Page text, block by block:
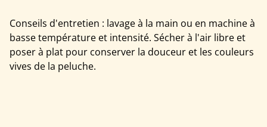
Conseils d'entretien : lavage à la main ou en machine à
basse température et intensité. Sécher à l'air libre et
poser à plat pour conserver la douceur et les couleurs
vives de la peluche.